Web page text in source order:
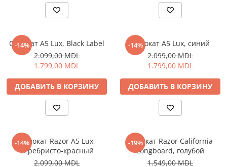
Аксессуары для Мойки Авто
Зеркала
Инструменты и оборудование
Номер на лобовом стекле
Портативные Автомобильные
Компрессоры
Портативные пылесосы
Климатизация
Вентиляторы
-14%
Самокат A5 Lux, Black Label
2.099,00 MDL
1.799,00 MDL
ДОБАВИТЬ В КОРЗИНУ
-14%
Самокат A5 Lux, синий
2.099,00 MDL
1.799,00 MDL
ДОБАВИТЬ В КОРЗИНУ
-14%
Самокат Razor A5 Lux,
серебристо-красный
2.099,00 MDL
-19%
Самокат Razor California
Longboard, голубой
1.549,00 MDL